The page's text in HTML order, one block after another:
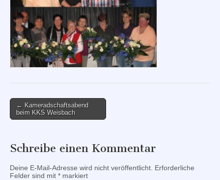
Post
navigation
← Kameradschaftsabend
beim KKS Weisbach
Schreibe einen Kommentar
Deine E-Mail-Adresse wird nicht veröffentlicht. Erforderliche
Felder sind mit * markiert